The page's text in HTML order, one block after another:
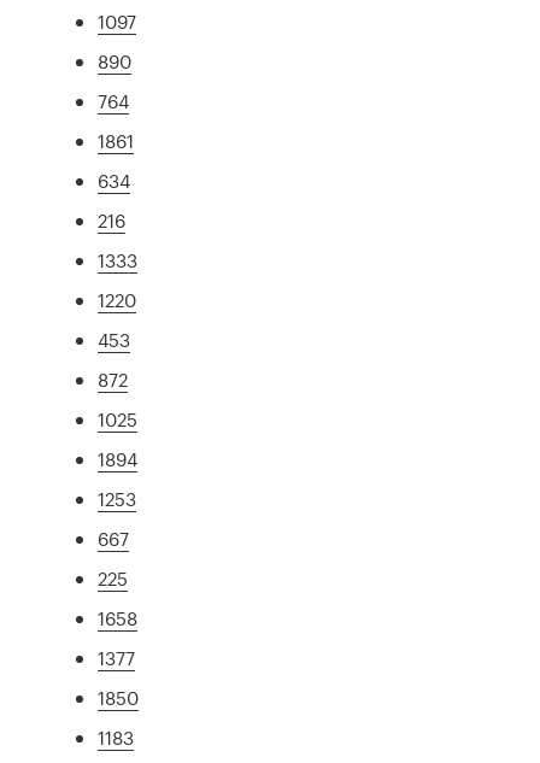
1097
890
764
1861
634
216
1333
1220
453
872
1025
1894
1253
667
225
1658
1377
1850
1183